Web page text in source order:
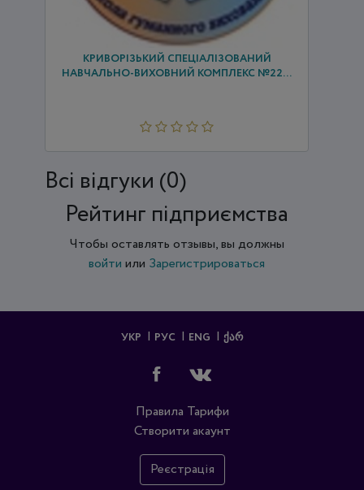
КРИВОРІЗЬКИЙ СПЕЦІАЛІЗОВАНИЙ
НАВЧАЛЬНО-ВИХОВНИЙ КОМПЛЕКС №22...
Всi відгуки (0)
Рейтинг підприємства
Чтобы оставлять отзывы, вы должны
войти или Зарегистрироваться
УКР РУС ENG ᲥᲐᲠ
Правила Тарифи
Створити акаунт
Реєстрація